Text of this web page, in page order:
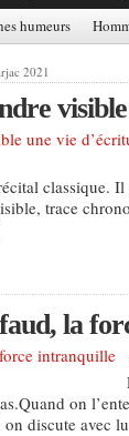
humeurs
2021
classique.
trace
la
on
on discute avec